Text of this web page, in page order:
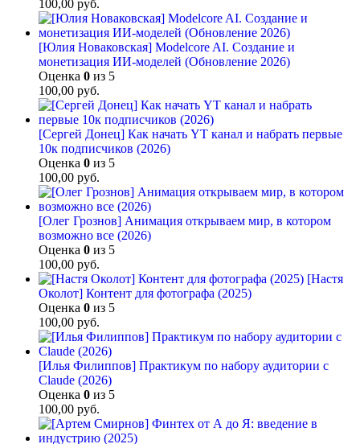
100,00 руб.
[Юлия Новаковская] Modelcore AI. Создание и
монетизация ИИ-моделей (Обновление 2026)
Оценка 0 из 5
100,00 руб.
[Сергей Донец] Как начать YT канал и набрать первые
10к подписчиков (2026)
Оценка 0 из 5
100,00 руб.
[Олег Грознов] Анимация открываем мир, в котором
возможно все (2026)
Оценка 0 из 5
100,00 руб.
[Настя
Околот] Контент для фотографа (2025)
Оценка 0 из 5
100,00 руб.
[Илья Филиппов] Практикум по набору аудитории с
Claude (2026)
Оценка 0 из 5
100,00 руб.